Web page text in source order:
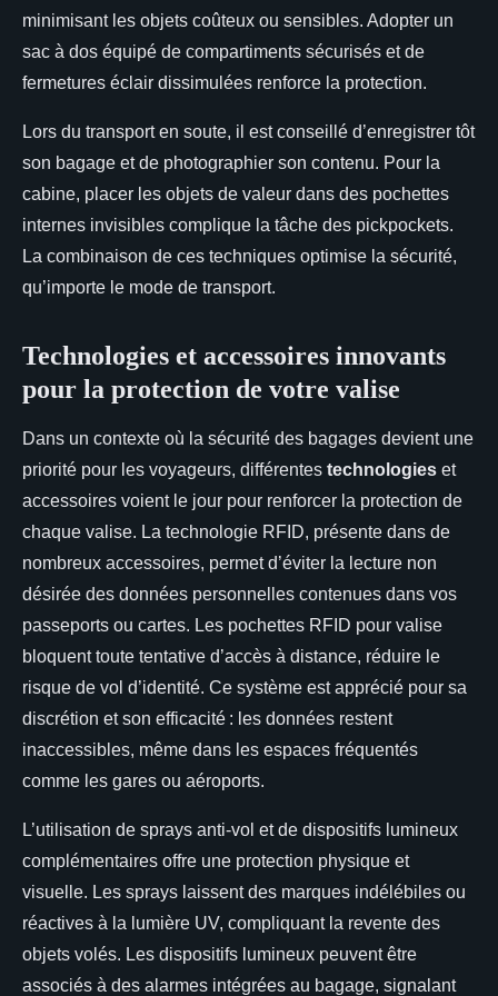
minimisant les objets coûteux ou sensibles. Adopter un
sac à dos équipé de compartiments sécurisés et de
fermetures éclair dissimulées renforce la protection.
Lors du transport en soute, il est conseillé d’enregistrer tôt
son bagage et de photographier son contenu. Pour la
cabine, placer les objets de valeur dans des pochettes
internes invisibles complique la tâche des pickpockets.
La combinaison de ces techniques optimise la sécurité,
qu’importe le mode de transport.
Technologies et accessoires innovants
pour la protection de votre valise
Dans un contexte où la sécurité des bagages devient une
priorité pour les voyageurs, différentes technologies et
accessoires voient le jour pour renforcer la protection de
chaque valise. La technologie RFID, présente dans de
nombreux accessoires, permet d’éviter la lecture non
désirée des données personnelles contenues dans vos
passeports ou cartes. Les pochettes RFID pour valise
bloquent toute tentative d’accès à distance, réduire le
risque de vol d’identité. Ce système est apprécié pour sa
discrétion et son efficacité : les données restent
inaccessibles, même dans les espaces fréquentés
comme les gares ou aéroports.
L’utilisation de sprays anti-vol et de dispositifs lumineux
complémentaires offre une protection physique et
visuelle. Les sprays laissent des marques indélébiles ou
réactives à la lumière UV, compliquant la revente des
objets volés. Les dispositifs lumineux peuvent être
associés à des alarmes intégrées au bagage, signalant